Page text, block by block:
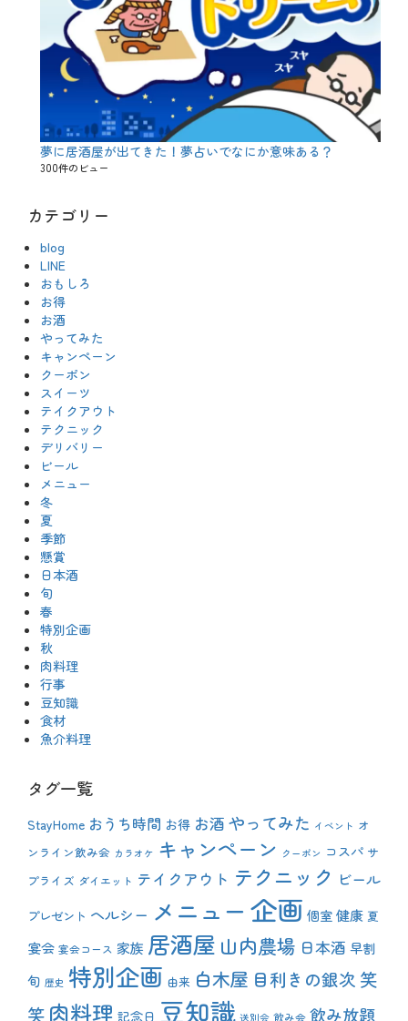
夢に居酒屋が出てきた！夢占いでなにか意味ある？
300件のビュー
カテゴリー
blog
LINE
おもしろ
お得
お酒
やってみた
キャンペーン
クーポン
スイーツ
テイクアウト
テクニック
デリバリー
ビール
メニュー
冬
夏
季節
懸賞
日本酒
旬
春
特別企画
秋
肉料理
行事
豆知識
食材
魚介料理
タグ一覧
StayHome おうち時間 お得 お酒 やってみた イベント オ
ンライン飲み会 カラオケ キャンペーン クーポン コスパ サ
プライズ ダイエット テイクアウト テクニック ビール
プレゼント ヘルシー メニュー 企画 個室 健康 夏
宴会 宴会コース 家族 居酒屋 山内農場 日本酒 早割
旬 歴史 特別企画 由来 白木屋 目利きの銀次 笑
笑 肉料理 記念日 豆知識 送別会 飲み会 飲み放題